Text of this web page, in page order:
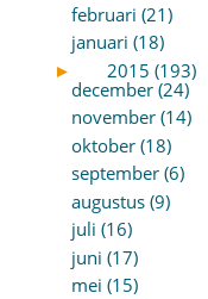
februari (21)
januari (18)
►
2015 (193)
december (24)
november (14)
oktober (18)
september (6)
augustus (9)
juli (16)
juni (17)
mei (15)